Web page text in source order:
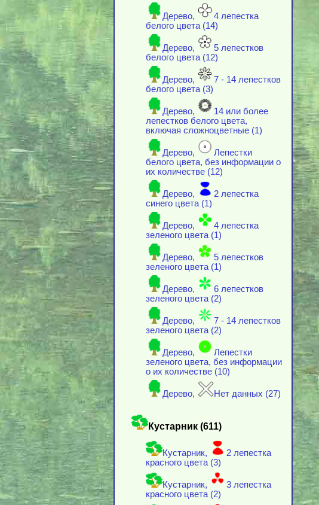
Дерево,
4 лепестка
белого цвета (14)
Дерево,
5 лепестков
белого цвета (12)
Дерево,
7 - 14 лепестков
белого цвета (3)
Дерево,
14 или более
лепестков белого цвета,
включая cложноцветные (1)
Дерево,
Лепестки
белого цвета, без информации о
их количестве (12)
Дерево,
2 лепестка
синего цвета (1)
Дерево,
4 лепестка
зеленого цвета (1)
Дерево,
5 лепестков
зеленого цвета (1)
Дерево,
6 лепестков
зеленого цвета (2)
Дерево,
7 - 14 лепестков
зеленого цвета (2)
Дерево,
Лепестки
зеленого цвета, без информации
о их количестве (10)
Дерево, Нет данных (27)
Кустарник (611)
Кустарник,
2 лепестка
красного цвета (3)
Кустарник,
3 лепестка
красного цвета (2)